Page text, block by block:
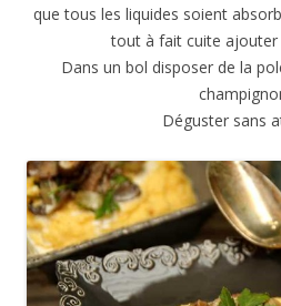
que tous les liquides soient
tout à fait cuite ajouter
Dans un bol disposer de la
Déguster sans